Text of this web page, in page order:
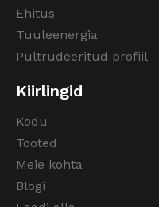
Ehitus
Tuuleenergia
Pultrudeeritud profiil
Kiirlingid
Kodu
Tooted
Meie kohta
Blogi